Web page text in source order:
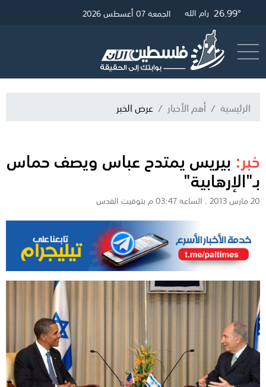
30.19° غزة 27.23° القدس 26.99° رام الله الجمعة 07 أغسطس 2026
الرئيسية أهم الأخبار عرض الخبر
خبر: بيريس يمتدح عباس ويصف حماس
بـ"الإرهابية"
20 مارس 2013 . الساعة 03:47 م بتوقيت القدس